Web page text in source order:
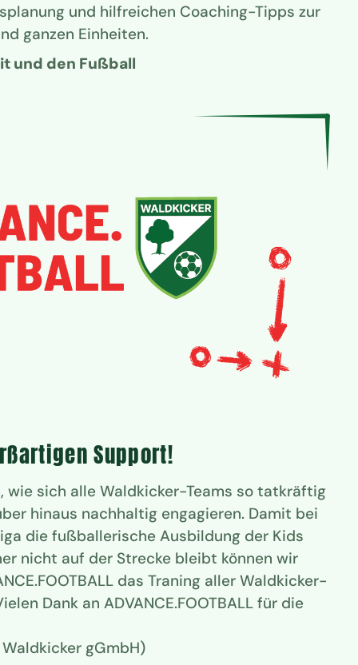
und hilfreichen Coaching-Tipps zur
ganzen Einheiten.
und den Fußball
Support!
wie sich alle Waldkicker-Teams so tatkräftig
hinaus nachhaltig engagieren. Damit bei
die fußballerische Ausbildung der Kids
nicht auf der Strecke bleibt können wir
das Traning aller Waldkicker-
Dank an ADVANCE.FOOTBALL für die
gGmbH)